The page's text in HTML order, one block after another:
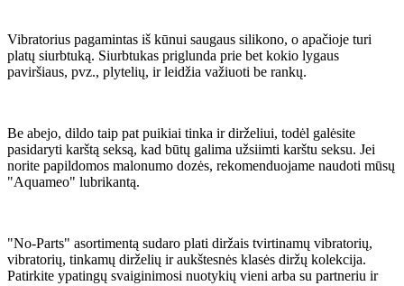
Vibratorius pagamintas iš kūnui saugaus silikono, o apačioje turi
platų siurbtuką. Siurbtukas priglunda prie bet kokio lygaus
paviršiaus, pvz., plytelių, ir leidžia važiuoti be rankų.
Be abejo, dildo taip pat puikiai tinka ir dirželiui, todėl galėsite
pasidaryti karštą seksą, kad būtų galima užsiimti karštu seksu. Jei
norite papildomos malonumo dozės, rekomenduojame naudoti mūsų
"Aquameo" lubrikantą.
"No-Parts" asortimentą sudaro plati diržais tvirtinamų vibratorių,
vibratorių, tinkamų dirželių ir aukštesnės klasės diržų kolekcija.
Patirkite ypatingų svaiginimosi nuotykių vieni arba su partneriu ir